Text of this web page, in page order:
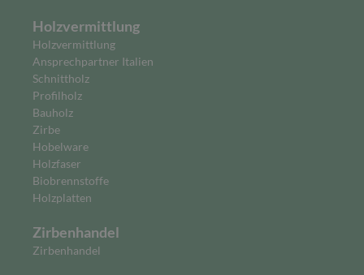
Holzvermittlung
Holzvermittlung
Ansprechpartner Italien
Schnittholz
Profilholz
Bauholz
Zirbe
Hobelware
Holzfaser
Biobrennstoffe
Holzplatten
Zirbenhandel
Zirbenhandel